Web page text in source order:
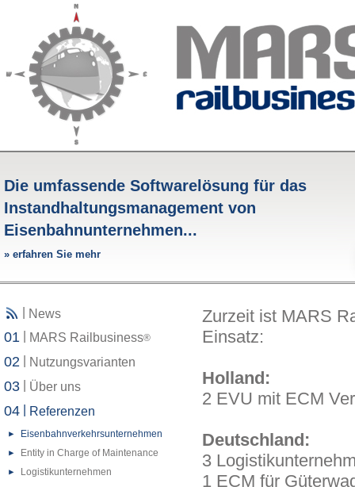
Die umfassende Softwarelösung für das
Instandhaltungsmanagement von
Eisenbahnunternehmen...
» erfahren Sie mehr
News
01 MARS Railbusiness®
02 Nutzungsvarianten
03 Über uns
04 Referenzen
Eisenbahnverkehrsunternehmen
Entity in Charge of Maintenance
Logistikunternehmen
Zurzeit ist MARS
Einsatz:
Holland:
2 EVU mit ECM
Deutschland:
3
1 ECM für